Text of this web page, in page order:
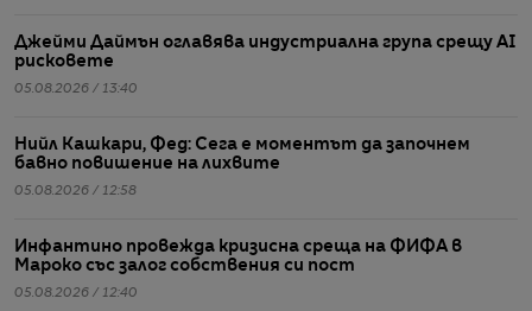
Джейми Даймън оглавява индустриална група срещу AI
рисковете
05.08.2026 / 13:40
Нийл Кашкари, Фед: Сега е моментът да започнем
бавно повишение на лихвите
05.08.2026 / 12:58
Инфантино провежда кризисна среща на ФИФА в
Мароко със залог собствения си пост
05.08.2026 / 12:40